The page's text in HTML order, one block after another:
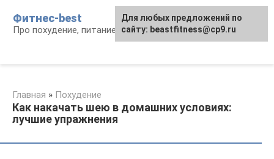
контенту
Фитнес-best
Про похудение, питание и фитнес
Главная » Похудение
Как накачать шею в домашних условиях:
лучшие упражнения
Для любых предложений по
сайту: beastfitness@cp9.ru